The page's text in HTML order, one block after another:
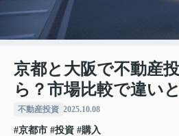
京都と大阪で不動産
ら？市場比較で違い
不動産投資 2025.10.08
#京都市 #投資 #購入